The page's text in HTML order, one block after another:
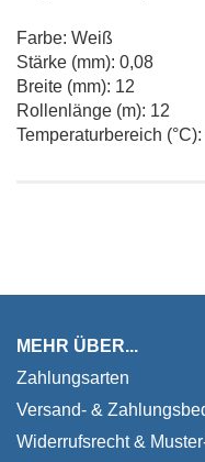
Farbe: Weiß
Stärke (mm): 0,08
Breite (mm): 12
Rollenlänge (m): 12
Temperaturbereich
MEHR ÜBER...
Zahlungsarten
Versand- &
Widerrufsrecht &